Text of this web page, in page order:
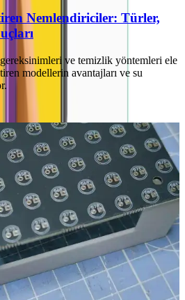
Nemlendiriciler: Türler,
ve temizlik yöntemleri ele
modellerin avantajları ve su